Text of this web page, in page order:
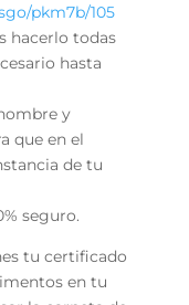
pkm7b/105
hacerlo todas
hasta
y
que en el
de tu
seguro.
tu certificado
en tu